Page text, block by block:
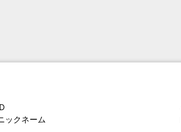
ックネーム